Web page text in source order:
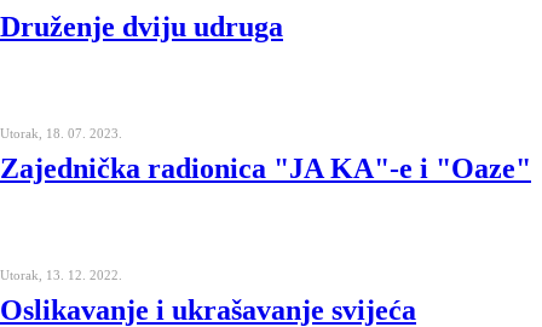
Druženje dviju udruga
Utorak, 18. 07. 2023.
Zajednička radionica "JA KA"-e i "Oaze"
Utorak, 13. 12. 2022.
Oslikavanje i ukrašavanje svijeća